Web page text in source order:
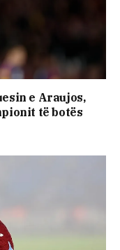
e Araujos,
të botës